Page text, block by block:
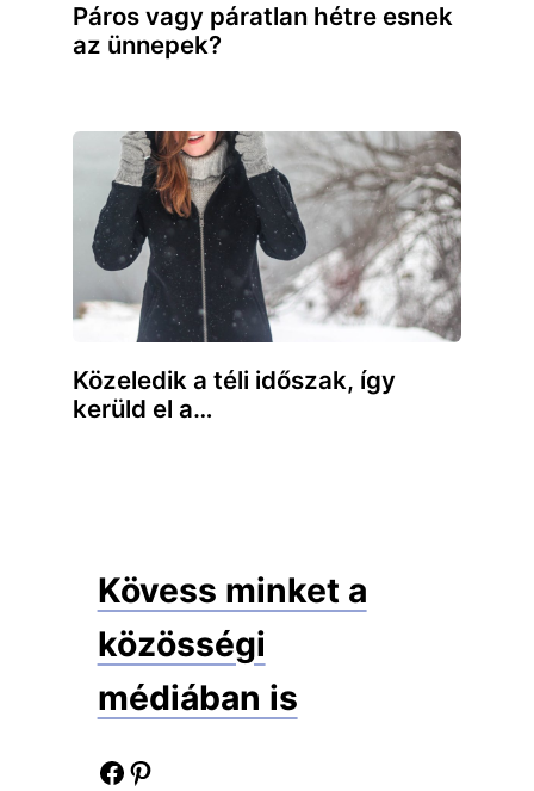
Páros vagy páratlan hétre esnek
az ünnepek?
Közeledik a téli időszak, így
kerüld el a…
Kövess minket a
közösségi
médiában is
Facebook oldalunk Pinterest oldalunk